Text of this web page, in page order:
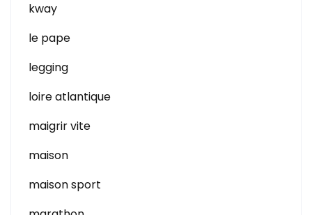
kway
le pape
legging
loire atlantique
maigrir vite
maison
maison sport